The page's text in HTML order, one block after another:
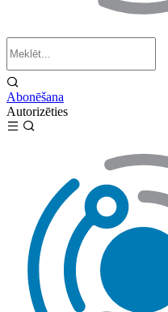
Abonēšana
Autorizēties